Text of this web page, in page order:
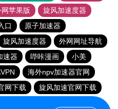
苹果版
旋风加速度器
口
原子加速器
旋风加速度器
外网网址导航
速器 哔咔漫画
小美
海外npv加速器官网
网下载
旋风加速官网下载